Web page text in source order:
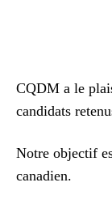
CQDM a le
candidats
Notre objectif
canadien.